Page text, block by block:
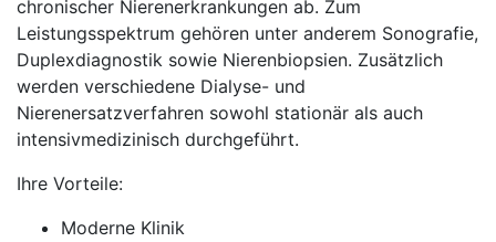
chronischer Nierenerkrankungen ab. Zum
Leistungsspektrum gehören unter anderem Sonografie,
Duplexdiagnostik sowie Nierenbiopsien. Zusätzlich
werden verschiedene Dialyse- und
Nierenersatzverfahren sowohl stationär als auch
intensivmedizinisch durchgeführt.
Ihre Vorteile:
Moderne Klinik